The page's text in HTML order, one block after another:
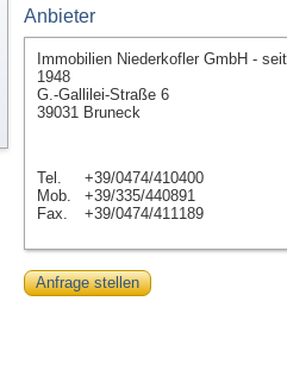
Anbieter
Immobilien Niederkofler GmbH - seit
1948
G.-Gallilei-Straße 6
39031 Bruneck
Tel.
+39/0474/410400
Mob.
+39/335/440891
Fax.
+39/0474/411189
Anfrage stellen